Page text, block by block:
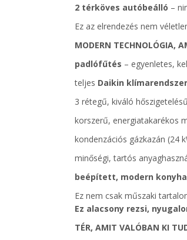
2 térköves autóbeálló –
Ez az elrendezés nem
MODERN TECHNOLÓGIA,
padlófűtés – egyenletes,
teljes Daikin klímarendszer
3 rétegű, kiváló
korszerű, energiatakarékos
kondenzációs gázkazán (24
minőségi, tartós
beépített, modern
Ez nem csak műszaki
Ez alacsony rezsi,
TÉR, AMIT VALÓBAN KI